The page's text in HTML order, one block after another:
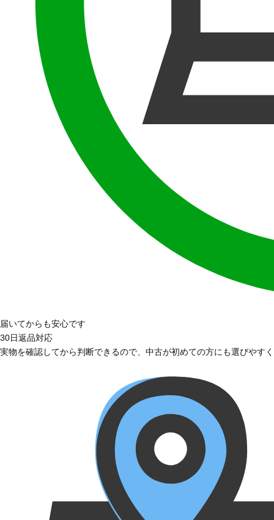
届いてからも安心です
30日返品対応
実物を確認してから判断できるので、中古が初めての方にも選びやす